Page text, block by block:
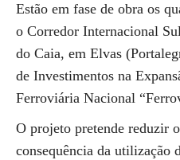
Estão em fase de obra os
o Corredor Internacional
do Caia, em Elvas
de Investimentos na
Ferroviária Nacional
O projeto pretende reduzir
consequência da utilização